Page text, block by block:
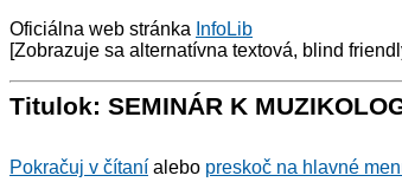
Oficiálna web stránka InfoLib
[Zobrazuje sa alternatívna textová, blind
Titulok: SEMINÁR K
Pokračuj v čítaní alebo preskoč na hlavné